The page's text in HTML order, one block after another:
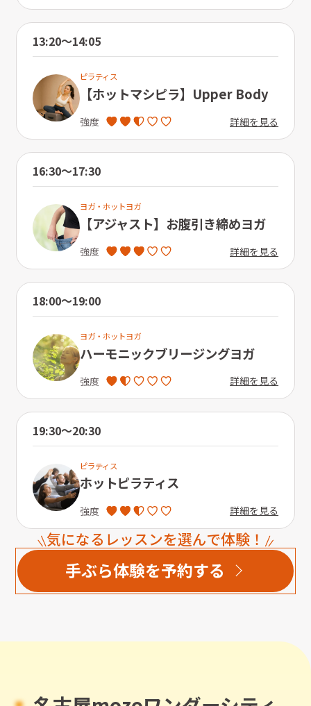
13:20〜14:05
ピラティス
【ホットマシピラ】Upper Body
強度 詳細を見る
16:30〜17:30
ヨガ・ホットヨガ
【アジャスト】お腹引き締めヨガ
強度 詳細を見る
18:00〜19:00
ヨガ・ホットヨガ
ハーモニックブリージングヨガ
強度 詳細を見る
19:30〜20:30
ピラティス
ホットピラティス
強度 詳細を見る
気になるレッスンを選んで体験！
手ぶら体験を予約する